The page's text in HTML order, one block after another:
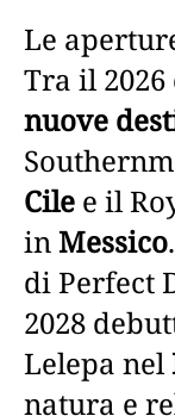
Le
Tra il
nuove
Cile e il
inMessico
di Perfect
2028
Lelepa nel
natura e